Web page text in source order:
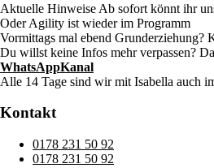
Aktuelle Hinweise Ab sofort könnt ihr
Oder Agility ist wieder im Programm
Vormittags mal ebend Grunderziehung?
Du willst keine Infos mehr verpassen?
WhatsAppKanal
Alle 14 Tage sind wir mit Isabella auch
Kontakt
0178 231 50 92
0178 231 50 92